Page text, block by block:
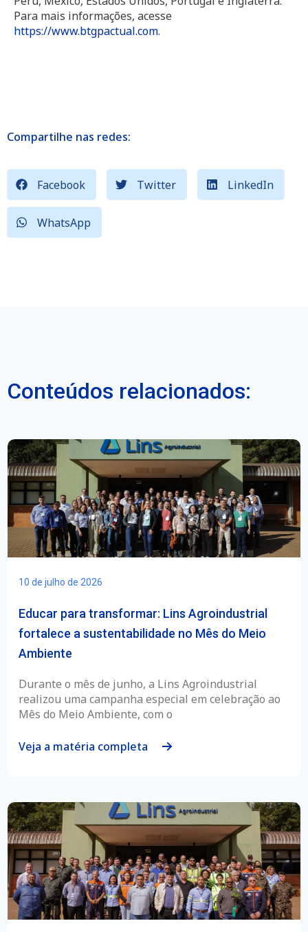
Para mais informações, acesse
https://www.btgpactual.com.
Compartilhe nas redes:
Facebook Twitter LinkedIn
WhatsApp
Conteúdos relacionados:
Educar para transformar: Lins Agroindustrial
fortalece a sustentabilidade no Mês do Meio
Ambiente
10 de julho de 2026
Durante o mês de junho, a Lins Agroindustrial
realizou uma campanha especial em celebração ao
Mês do Meio Ambiente, com o
Veja a matéria completa